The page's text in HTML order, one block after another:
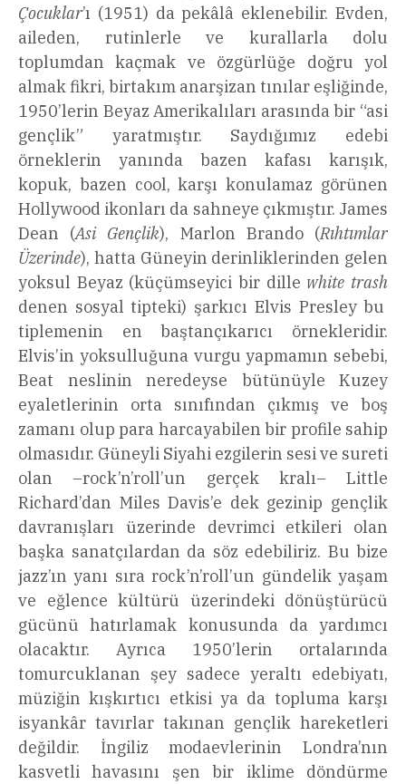
Çocuklar’ı (1951) da pekâlâ eklenebilir. Evden,
aileden, rutinlerle ve kurallarla dolu
toplumdan kaçmak ve özgürlüğe doğru yol
almak fikri, birtakım anarşizan tınılar eşliğinde,
1950’lerin Beyaz Amerikalıları arasında bir “asi
gençlik” yaratmıştır. Saydığımız edebi
örneklerin yanında bazen kafası karışık,
kopuk, bazen cool, karşı konulamaz görünen
Hollywood ikonları da sahneye çıkmıştır. James
Dean (Asi Gençlik), Marlon Brando (Rıhtımlar
Üzerinde), hatta Güneyin derinliklerinden gelen
yoksul Beyaz (küçümseyici bir dille white trash
denen sosyal tipteki) şarkıcı Elvis Presley bu
tiplemenin en baştançıkarıcı örnekleridir.
Elvis’in yoksulluğuna vurgu yapmamın sebebi,
Beat neslinin neredeyse bütünüyle Kuzey
eyaletlerinin orta sınıfından çıkmış ve boş
zamanı olup para harcayabilen bir profile sahip
olmasıdır. Güneyli Siyahi ezgilerin sesi ve sureti
olan –rock’n’roll’un gerçek kralı– Little
Richard’dan Miles Davis’e dek gezinip gençlik
davranışları üzerinde devrimci etkileri olan
başka sanatçılardan da söz edebiliriz. Bu bize
jazz’ın yanı sıra rock’n’roll’un gündelik yaşam
ve eğlence kültürü üzerindeki dönüştürücü
gücünü hatırlamak konusunda da yardımcı
olacaktır. Ayrıca 1950’lerin ortalarında
tomurcuklanan şey sadece yeraltı edebiyatı,
müziğin kışkırtıcı etkisi ya da topluma karşı
isyankâr tavırlar takınan gençlik hareketleri
değildir. İngiliz modaevlerinin Londra’nın
kasvetli havasını şen bir iklime döndürme